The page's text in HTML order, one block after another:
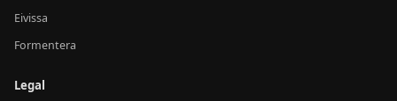
Eivissa
Formentera
Legal